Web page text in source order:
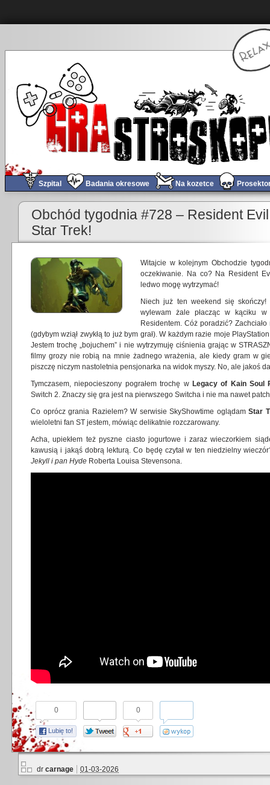
Szpital Badania okresowe Na kozetce
14 urodziny GRAstroskopia.pl – to już tyle lat…
Obchód tygodnia #728 – Resident
Star Trek!
Witajcie w kolejnym Obchodzie
oczekiwanie. Na co? Na Resident
ledwo mogę wytrzymać!
Niech już ten weekend się
wylewam żale płacząc w kąciku
Residentem. Cóż poradzić?
(gdybym wziął zwykłą to już bym grał). W każdym razie moje
Jestem trochę „bojuchem” i nie wytrzymuję ciśnienia grając w
filmy grozy nie robią na mnie żadnego wrażenia, ale kiedy gram w
piszczę niczym nastoletnia pensjonarka na widok myszy. No, ale jakoś
Tymczasem, niepocieszony pograłem trochę w Legacy of Kain Soul
Switch 2. Znaczy się gra jest na pierwszego Switcha i nie ma nawet
Co oprócz grania Razielem? W serwisie SkyShowtime oglądam Star
wieloletni fan ST jestem, mówiąc delikatnie rozczarowany.
Acha, upiekłem też pyszne ciasto jogurtowe i zaraz wieczorkiem
kawusią i jakąś dobrą lekturą. Co będę czytał w ten niedzielny
Jekyll i pan Hyde Roberta Louisa Stevensona.
0
Lubię to!
0
dr carnage 01-03-2026